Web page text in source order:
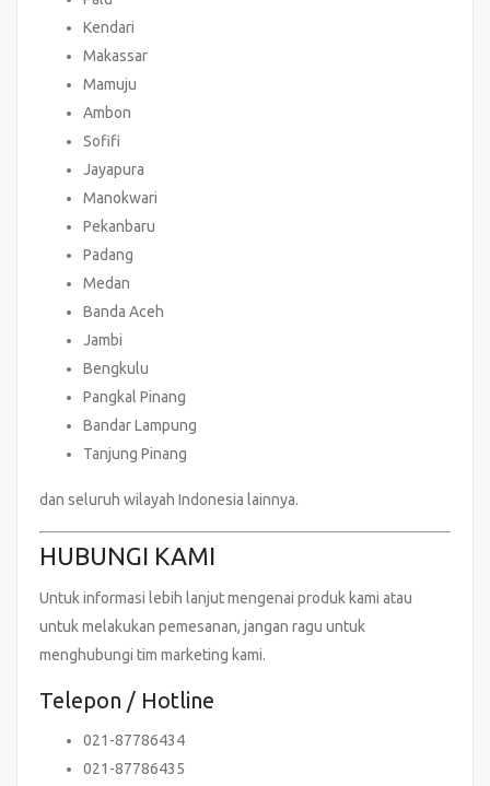
Kendari
Makassar
Mamuju
Ambon
Sofifi
Jayapura
Manokwari
Pekanbaru
Padang
Medan
Banda Aceh
Jambi
Bengkulu
Pangkal Pinang
Bandar Lampung
Tanjung Pinang
dan seluruh wilayah Indonesia lainnya.
HUBUNGI KAMI
Untuk informasi lebih lanjut mengenai produk kami atau
untuk melakukan pemesanan, jangan ragu untuk
menghubungi tim marketing kami.
Telepon / Hotline
021-87786434
021-87786435